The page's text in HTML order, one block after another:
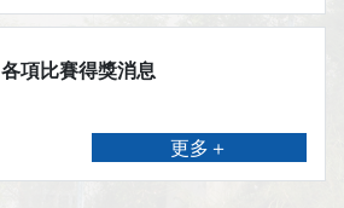
各項比賽得獎消息
更多＋